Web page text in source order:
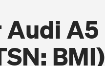
Audi A5
BMI)